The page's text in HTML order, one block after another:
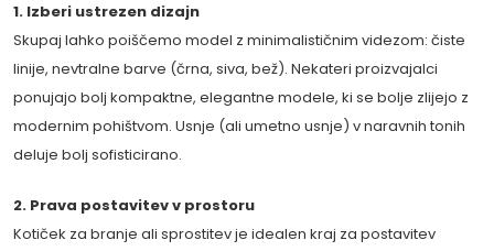
1. Izberi ustrezen dizajn
Skupaj lahko poiščemo model z minimalističnim videzom: čiste
linije, nevtralne barve (črna, siva, bež). Nekateri proizvajalci
ponujajo bolj kompaktne, elegantne modele, ki se bolje zlijejo z
modernim pohištvom. Usnje (ali umetno usnje) v naravnih tonih
deluje bolj sofisticirano.
2. Prava postavitev v prostoru
Kotiček za branje ali sprostitev je idealen kraj za postavitev